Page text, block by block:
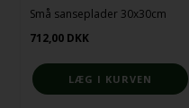
Små sanseplader 30x30cm
712,00 DKK